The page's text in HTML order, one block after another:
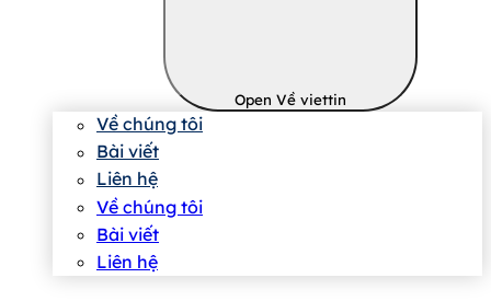
Open Về viettin
Về chúng tôi
Bài viết
Liên hệ
Về chúng tôi
Bài viết
Liên hệ